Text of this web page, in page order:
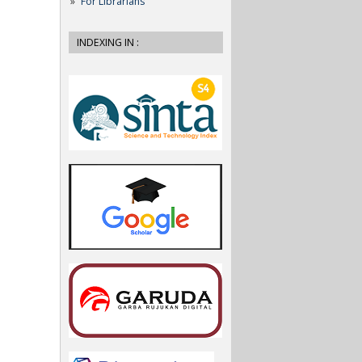
INDEXING IN :